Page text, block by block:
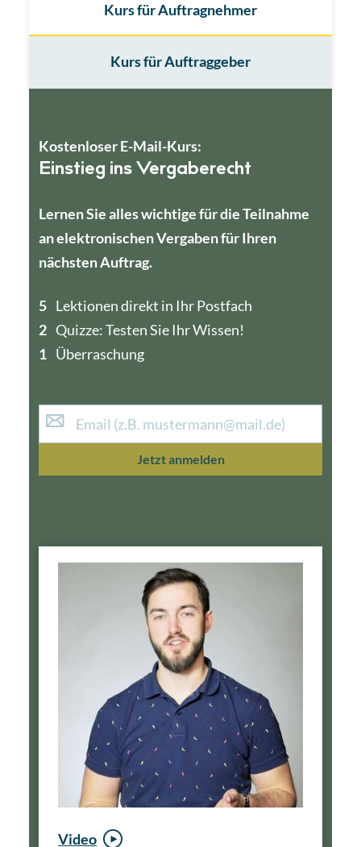
Kurs für Auftragnehmer
Kurs für Auftraggeber
Kostenloser E-Mail-Kurs:
Einstieg ins Vergaberecht
Lernen Sie alles wichtige für die Teilnahme
an elektronischen Vergaben für Ihren
nächsten Auftrag.
5 Lektionen direkt in Ihr Postfach
2 Quizze: Testen Sie Ihr Wissen!
1 Überraschung
4
1
Jetzt anmelden
Video